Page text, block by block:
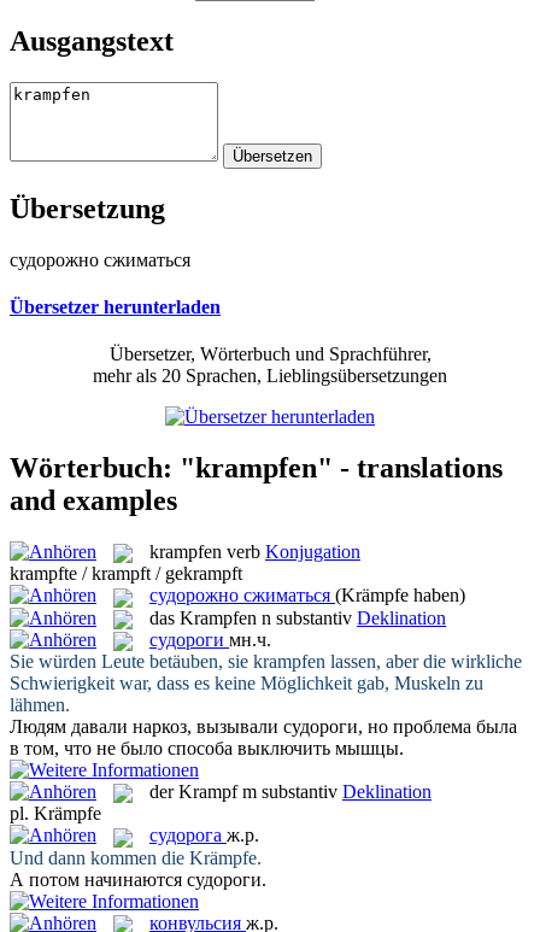
Ausgangstext
Übersetzung
судорожно сжиматься
Übersetzer herunterladen
Übersetzer, Wörterbuch und Sprachführer,
mehr als 20 Sprachen, Lieblingsübersetzungen
Wörterbuch: "krampfen" - translations
and examples
krampfen verb Konjugation
krampfte / krampft / gekrampft
судорожно сжиматься (Krämpfe haben)
das Krampfen n substantiv Deklination
судороги мн.ч.
Sie würden Leute betäuben, sie krampfen lassen, aber die wirkliche
Schwierigkeit war, dass es keine Möglichkeit gab, Muskeln zu
lähmen.
Людям давали наркоз, вызывали судороги, но проблема была
в том, что не было способа выключить мышцы.
derKrampf m substantiv Deklination
pl. Krämpfe
судорога ж.р.
Und dann kommen die Krämpfe.
А потом начинаются судороги.
конвульсия ж.р.